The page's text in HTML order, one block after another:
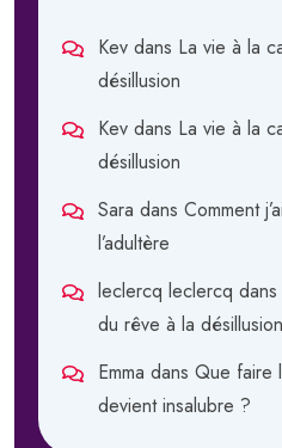
Kev dans La vie à la
désillusion
Kev dans La vie à la
désillusion
Sara dans Comment
l’adultère
leclercq leclercq dans
du rêve à la désillusion
Emma dans Que faire
devient insalubre ?